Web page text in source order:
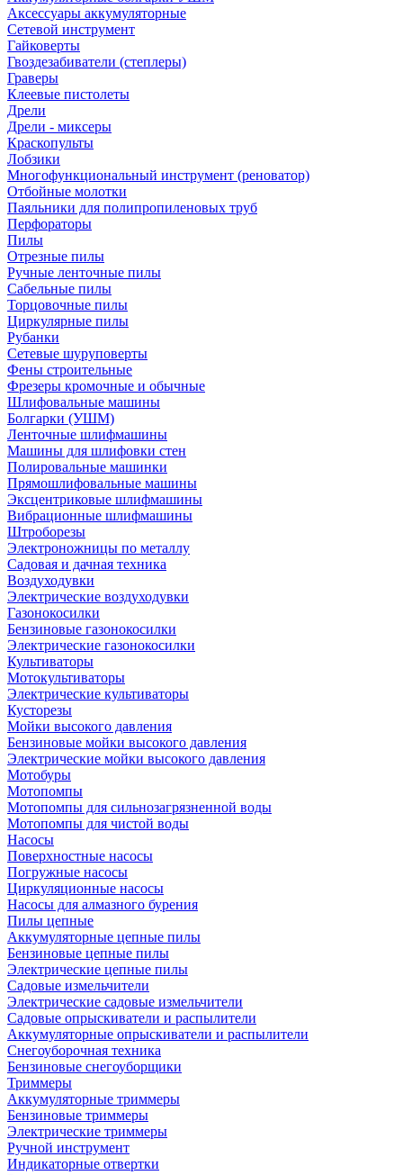
Аксессуары аккумуляторные
Сетевой инструмент
Гайковерты
Гвоздезабиватели (степлеры)
Граверы
Клеевые пистолеты
Дрели
Дрели - миксеры
Краскопульты
Лобзики
Многофункциональный инструмент (реноватор)
Отбойные молотки
Паяльники для полипропиленовых труб
Перфораторы
Пилы
Отрезные пилы
Ручные ленточные пилы
Сабельные пилы
Торцовочные пилы
Циркулярные пилы
Рубанки
Сетевые шуруповерты
Фены строительные
Фрезеры кромочные и обычные
Шлифовальные машины
Болгарки (УШМ)
Ленточные шлифмашины
Машины для шлифовки стен
Полировальные машинки
Прямошлифовальные машины
Эксцентриковые шлифмашины
Вибрационные шлифмашины
Штроборезы
Электроножницы по металлу
Садовая и дачная техника
Воздуходувки
Электрические воздуходувки
Газонокосилки
Бензиновые газонокосилки
Электрические газонокосилки
Культиваторы
Мотокультиваторы
Электрические культиваторы
Кусторезы
Мойки высокого давления
Бензиновые мойки высокого давления
Электрические мойки высокого давления
Мотобуры
Мотопомпы
Мотопомпы для сильнозагрязненной воды
Мотопомпы для чистой воды
Насосы
Поверхностные насосы
Погружные насосы
Циркуляционные насосы
Насосы для алмазного бурения
Пилы цепные
Аккумуляторные цепные пилы
Бензиновые цепные пилы
Электрические цепные пилы
Садовые измельчители
Электрические садовые измельчители
Садовые опрыскиватели и распылители
Аккумуляторные опрыскиватели и распылители
Снегоуборочная техника
Бензиновые снегоуборщики
Триммеры
Аккумуляторные триммеры
Бензиновые триммеры
Электрические триммеры
Ручной инструмент
Индикаторные отвертки